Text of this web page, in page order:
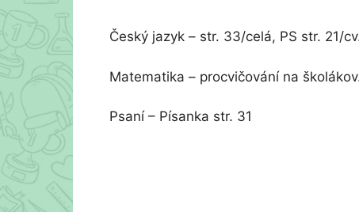
Český jazyk – str. 33/celá, PS str. 21/
Matematika – procvičování na
Psaní – Písanka str. 31